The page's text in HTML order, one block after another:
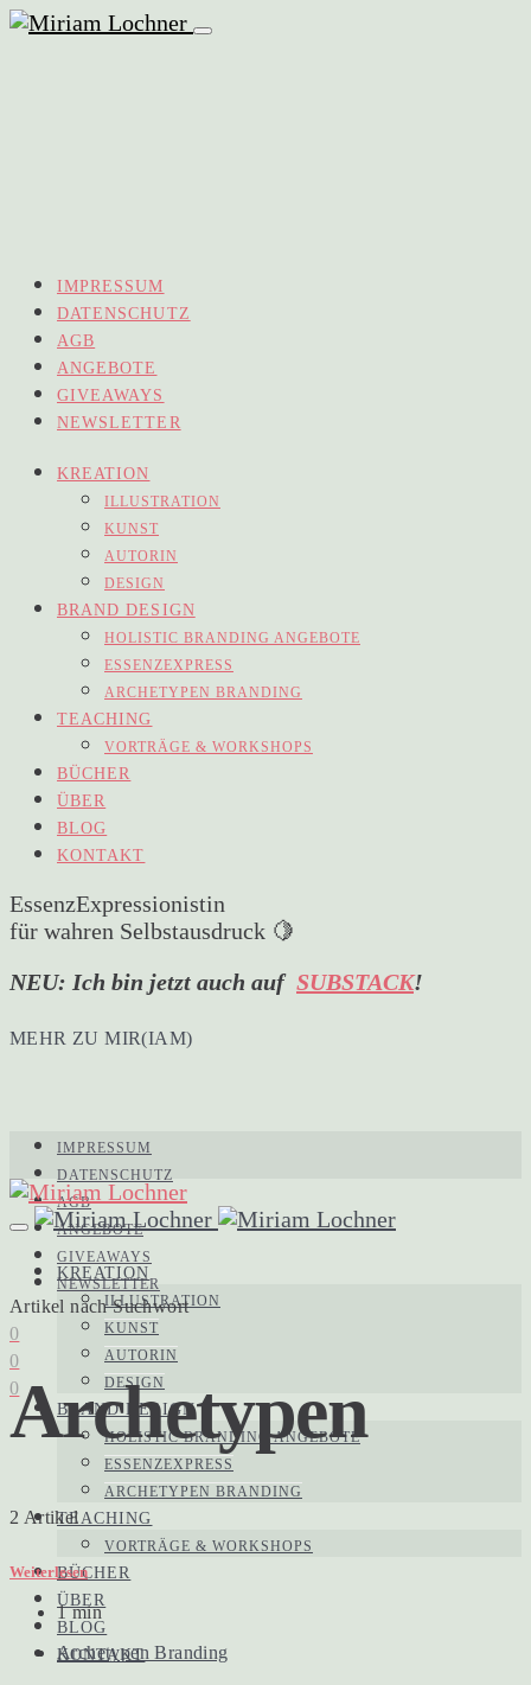
IMPRESSUM
DATENSCHUTZ
AGB
ANGEBOTE
GIVEAWAYS
NEWSLETTER
KREATION
ILLUSTRATION
KUNST
AUTORIN
DESIGN
BRAND DESIGN
HOLISTIC BRANDING ANGEBOTE
ESSENZEXPRESS
ARCHETYPEN BRANDING
TEACHING
VORTRÄGE & WORKSHOPS
BÜCHER
ÜBER
BLOG
KONTAKT
EssenzExpressionistin
für wahren Selbstausdruck 🍋
NEU: Ich bin jetzt auch auf SUBSTACK!
MEHR ZU MIR(IAM)
IMPRESSUM
DATENSCHUTZ
AGB
ANGEBOTE
GIVEAWAYS
NEWSLETTER
0
0
0
KREATION
ILLUSTRATION
KUNST
AUTORIN
DESIGN
BRAND DESIGN
HOLISTIC BRANDING ANGEBOTE
ESSENZEXPRESS
ARCHETYPEN BRANDING
TEACHING
VORTRÄGE & WORKSHOPS
BÜCHER
ÜBER
BLOG
KONTAKT
Artikel nach Suchwort
Archetypen
2 Artikel
Weiterlesen
1 min
Archetypen Branding